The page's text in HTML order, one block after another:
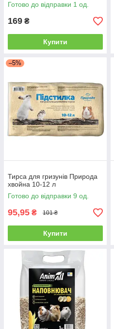
Готово до відправки 1 од.
169 ₴
Купити
–5%
Тирса для гризунів Природа
хвойна 10-12 л
Готово до відправки 9 од.
95,95 ₴ 101 ₴
Купити